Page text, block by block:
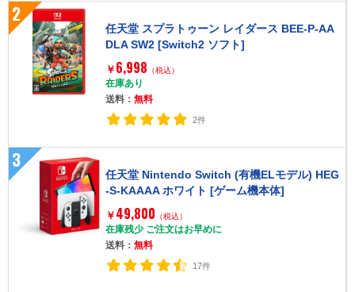
2
任天堂 スプラトゥーン レイダース BEE-P-AA
DLA SW2 [Switch2 ソフト]
￥ 6,998 （税込）
在庫あり
送料：無料
2件
3
任天堂 Nintendo Switch (有機ELモデル) HEG
-S-KAAAA ホワイト [ゲーム機本体]
￥ 49,800 （税込）
在庫残少 ご注文はお早めに
送料：無料
17件